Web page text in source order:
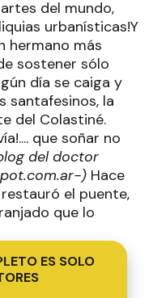
del mundo,
urbanísticas!Y
hermano más
sostener sólo
día se caiga y
santafesinos, la
del Colastiné.
que soñar no
del doctor
) Hace
el puente,
que lo
ES SOLO